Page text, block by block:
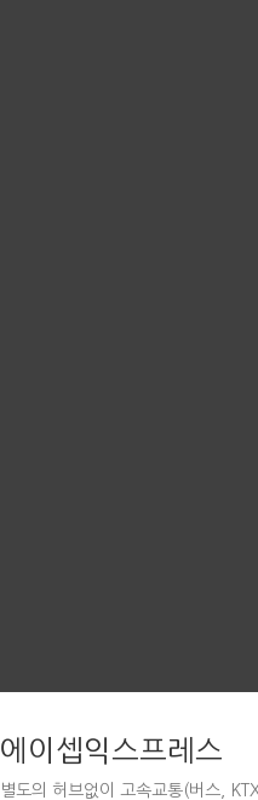
에이셉익스프레스
별도의 허브없이 고속교통(버스,